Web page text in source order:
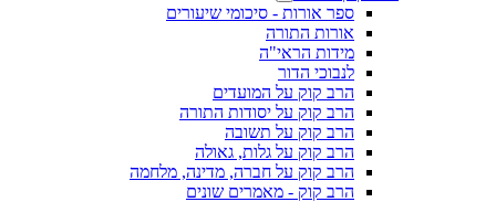
ספר אורות - סיכומי שיעורים
אורות התורה
מידות הראי"ה
לנבוכי הדור
הרב קוק על המועדים
הרב קוק על יסודות התורה
הרב קוק על תשובה
הרב קוק על גלות, גאולה
הרב קוק על חברה, מדינה, מלחמה
הרב קוק - מאמרים שונים